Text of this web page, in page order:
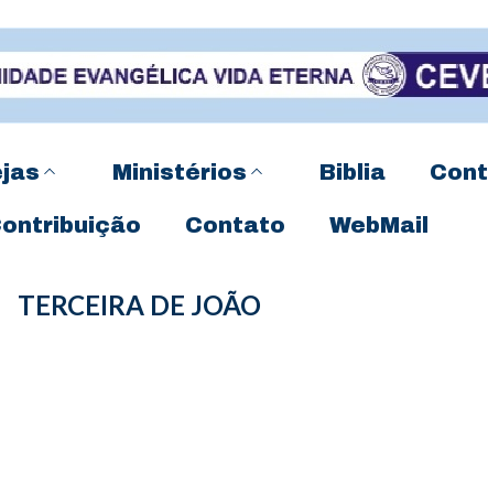
Ministérios Biblia
Contato WebMail
TERCEIRA DE JOÃO